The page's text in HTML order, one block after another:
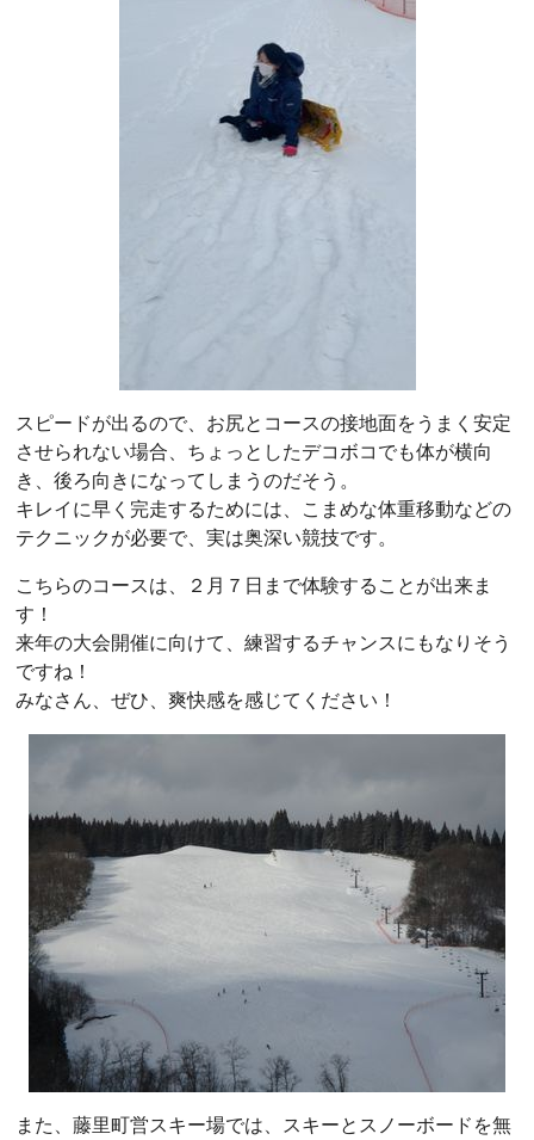
スピードが出るので、お尻とコースの接地面をうまく安定
させられない場合、ちょっとしたデコボコでも体が横向
き、後ろ向きになってしまうのだそう。
キレイに早く完走するためには、こまめな体重移動などの
テクニックが必要で、実は奥深い競技です。
こちらのコースは、２月７日まで体験することが出来ま
す！
来年の大会開催に向けて、練習するチャンスにもなりそう
ですね！
みなさん、ぜひ、爽快感を感じてください！
また、藤里町営スキー場では、スキーとスノーボードを無